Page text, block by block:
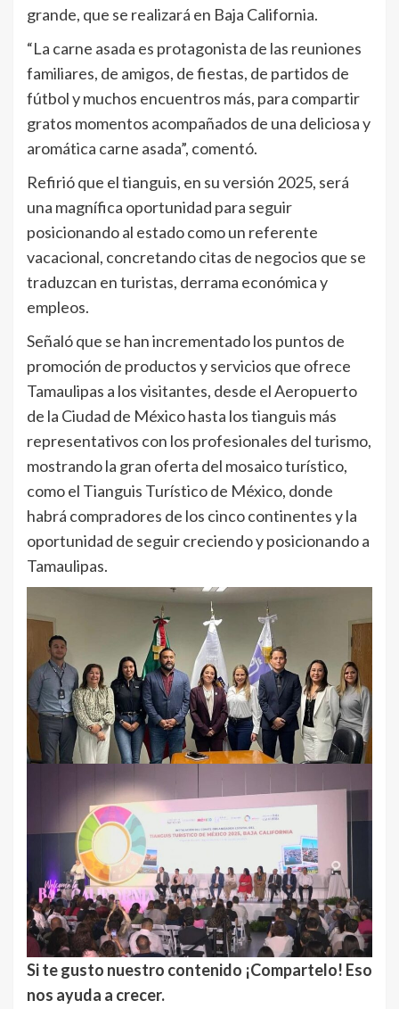
grande, que se realizará en Baja California.
“La carne asada es protagonista de las reuniones
familiares, de amigos, de fiestas, de partidos de
fútbol y muchos encuentros más, para compartir
gratos momentos acompañados de una deliciosa y
aromática carne asada”, comentó.
Refirió que el tianguis, en su versión 2025, será
una magnífica oportunidad para seguir
posicionando al estado como un referente
vacacional, concretando citas de negocios que se
traduzcan en turistas, derrama económica y
empleos.
Señaló que se han incrementado los puntos de
promoción de productos y servicios que ofrece
Tamaulipas a los visitantes, desde el Aeropuerto
de la Ciudad de México hasta los tianguis más
representativos con los profesionales del turismo,
mostrando la gran oferta del mosaico turístico,
como el Tianguis Turístico de México, donde
habrá compradores de los cinco continentes y la
oportunidad de seguir creciendo y posicionando a
Tamaulipas.
Si te gusto nuestro contenido ¡Compartelo! Eso
nos ayuda a crecer.